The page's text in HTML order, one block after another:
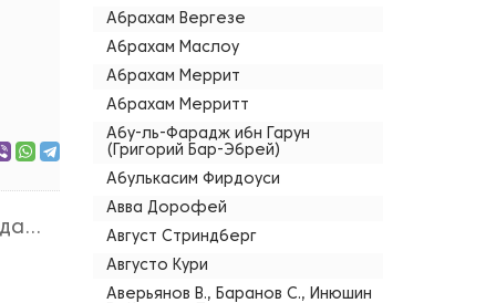
Абрахам Вергезе
Абрахам Маслоу
Абрахам Меррит
Абрахам Мерритт
Абу-ль-Фарадж ибн Гарун
(Григорий Бар-Эбрей)
Абулькасим Фирдоуси
Авва Дорофей
Август Стриндберг
Августо Кури
Аверьянов В., Баранов С., Инюшин